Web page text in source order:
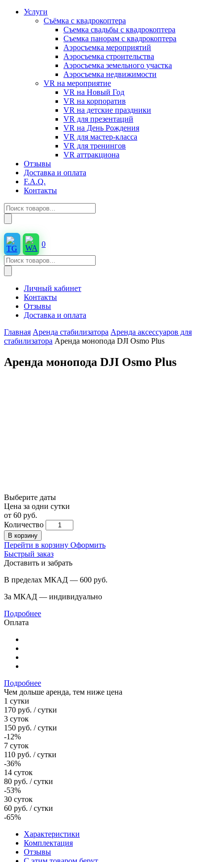
Услуги
Съёмка с квадрокоптера
Съемка свадьбы с квадрокоптера
Съемка панорам с квадрокоптера
Аэросъемка мероприятий
Аэросъемка строительства
Аэросъемка земельного участка
Аэросъемка недвижимости
VR на мероприятие
VR на Новый Год
VR на корпоратив
VR на детские праздники
VR для презентаций
VR на День Рождения
VR для мастер-класса
VR для тренингов
VR аттракциона
Отзывы
Доставка и оплата
F.A.Q.
Контакты
Поиск
товаров
0
Поиск
товаров
Личный кабинет
Контакты
Отзывы
Доставка и оплата
Главная Аренда стабилизатора Аренда аксессуаров для
стабилизатора Аренда монопода DJI Osmo Plus
Аренда монопода DJI Osmo Plus
Выберите даты
Цена за одни сутки
от 60 руб.
Количество
В корзину
Перейти в корзину Оформить
Быстрый заказ
Доставить и забрать
В пределах МКАД — 600 руб.
За МКАД — индивидуально
Подробнее
Оплата
Подробнее
Чем дольше аренда, тем ниже цена
1 сутки
170 руб. / сутки
3 суток
150 руб. / сутки
-12%
7 суток
110 руб. / сутки
-36%
14 суток
80 руб. / сутки
-53%
30 суток
60 руб. / сутки
-65%
Характеристики
Комплектация
Отзывы